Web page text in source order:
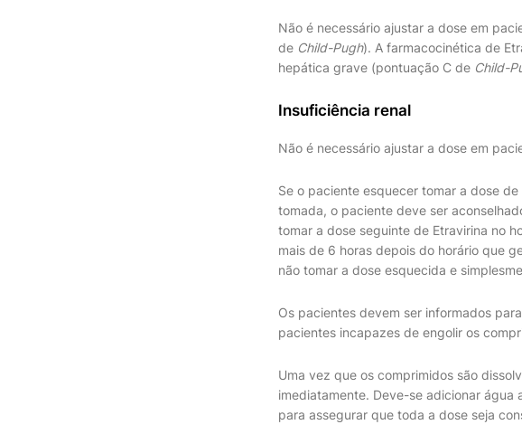
Não é necessário ajustar a dose em
de Child-Pugh). A farmacocinética de
hepática grave (pontuação C de Child-
Insuficiência renal
Não é necessário ajustar a dose em
Se o paciente esquecer tomar a dose
tomada, o paciente deve ser
tomar a dose seguinte de Etravirina no
mais de 6 horas depois do horário que
não tomar a dose esquecida e
Os pacientes devem ser informados
pacientes incapazes de engolir os
Uma vez que os comprimidos são
imediatamente. Deve-se adicionar
para assegurar que toda a dose seja